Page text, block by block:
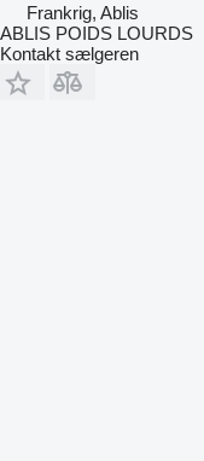
Frankrig, Ablis
ABLIS POIDS LOURDS
Kontakt sælgeren